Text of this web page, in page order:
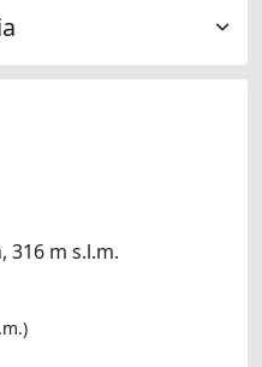
316 m s.l.m.